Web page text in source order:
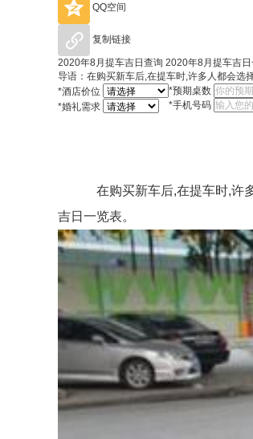
QQ空间
复制链接
2020年8月提车吉日查询 2020年8月提车吉
导语：在购买新车后,在提车时,许多人都会选
*酒店价位
*婚礼需求
*预期桌数
*手机号码
在购买新车后,在提车时,许多
吉日一览表。